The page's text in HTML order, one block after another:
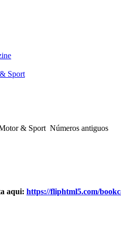
Sport
& Sport Números antiguos
aqui: https://fliphtml5.com/